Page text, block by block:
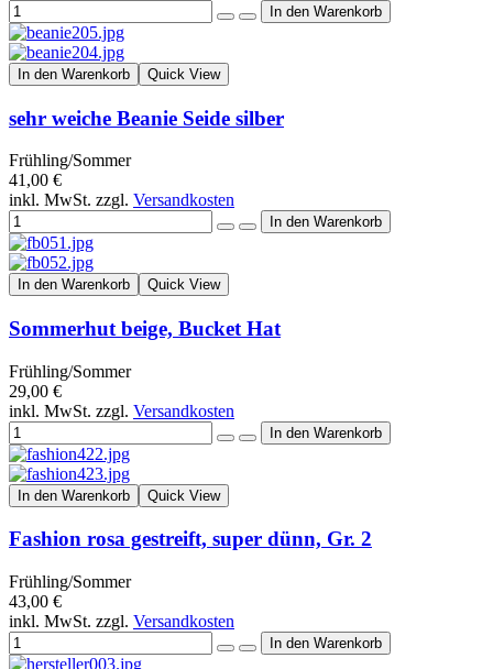
In den Warenkorb Quick View
sehr weiche Beanie Seide silber
Frühling/Sommer
41,00 €
inkl. MwSt. zzgl. Versandkosten
In den Warenkorb Quick View
Sommerhut beige, Bucket Hat
Frühling/Sommer
29,00 €
inkl. MwSt. zzgl. Versandkosten
In den Warenkorb Quick View
Fashion rosa gestreift, super dünn, Gr. 2
Frühling/Sommer
43,00 €
inkl. MwSt. zzgl. Versandkosten